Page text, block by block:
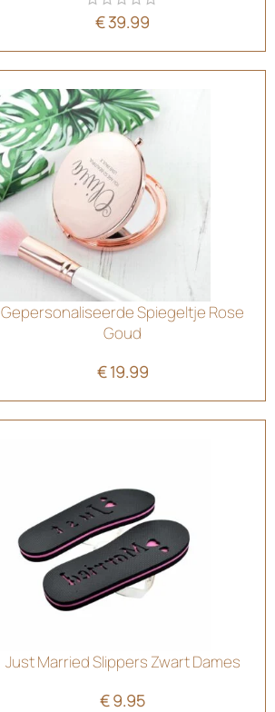
€39.99
Gepersonaliseerde Spiegeltje Rose
Goud
€19.99
Just Married Slippers Zwart Dames
€9.95